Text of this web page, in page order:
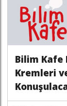
Bilim Kafe
Kremleri